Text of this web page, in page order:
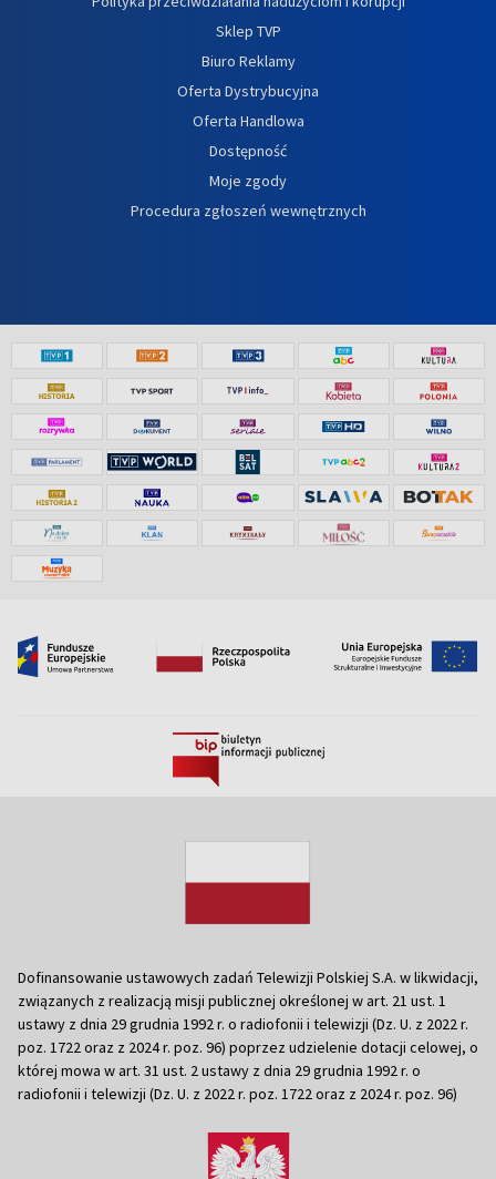
Sklep TVP
Biuro Reklamy
Oferta Dystrybucyjna
Oferta Handlowa
Dostępność
Moje zgody
Procedura zgłoszeń wewnętrznych
Dofinansowanie ustawowych zadań Telewizji Polskiej S.A. w likwidacji,
związanych z realizacją misji publicznej określonej w art. 21 ust. 1
ustawy z dnia 29 grudnia 1992 r. o radiofonii i telewizji (Dz. U. z 2022 r.
poz. 1722 oraz z 2024 r. poz. 96) poprzez udzielenie dotacji celowej, o
której mowa w art. 31 ust. 2 ustawy z dnia 29 grudnia 1992 r. o
radiofonii i telewizji (Dz. U. z 2022 r. poz. 1722 oraz z 2024 r. poz. 96)